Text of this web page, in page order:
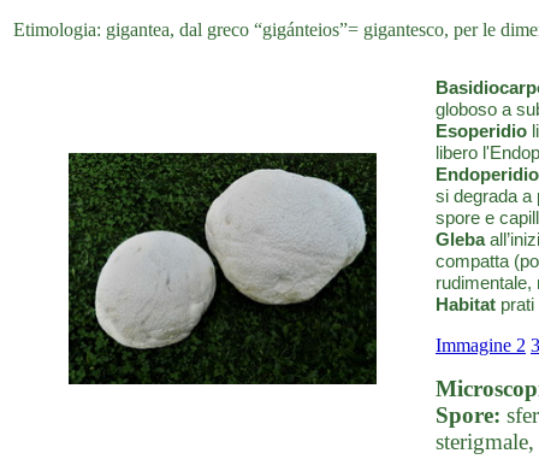
Etimologia: gigantea, dal greco “gigánteios”= gigantesco, per le
globoso a
Esoperidio
libero
Endoperidio
si degrada a
spore e
Gleba
compatta
rudimentale,
Habitat
Immagine 2 3
Spore: